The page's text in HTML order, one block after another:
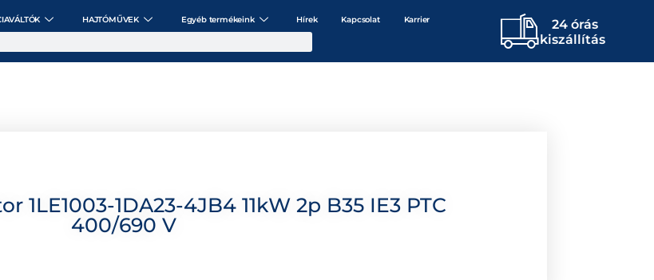
HAJTÓMŰVEK Egyéb termékeink Hírek Kapcsolat Karrier
24 órás
kiszállítás
1LE1003-1DA23-4JB4 11kW 2p B35 IE3 PTC
400/690 V